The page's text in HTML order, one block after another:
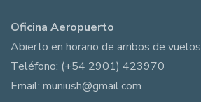
Oficina Aeropuerto
Abierto en horario de arribos de vuelos
Teléfono: (+54 2901) 423970
Email: muniush@gmail.com